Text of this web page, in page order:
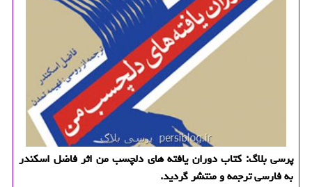
پرسی بلاگ: كتاب دوران یافته های دلچسب من اثر فاضل اسكندر
به فارسی ترجمه و منتشر گردید.